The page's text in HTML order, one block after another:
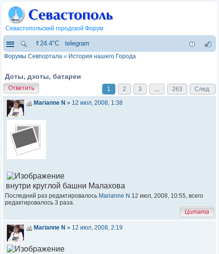
Севастопольский городской Форум
⇑24.4°C telegram
Форумы Севпортала « История нашего Города
Доты, дзоты, батареи
Ответить 1 2 3 … 263 След.
Marianne N » 12 июл, 2008, 1:38
внутри круглой башни Малахова
Последний раз редактировалось Marianne N 12 июл, 2008, 10:55, всего
редактировалось 3 раза.
Цитата
Marianne N » 12 июл, 2008, 2:19